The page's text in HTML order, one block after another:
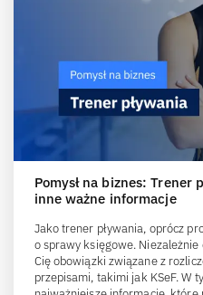
Pomysł na biznes: Trener
inne ważne informacje
Jako trener pływania, oprócz
o sprawy księgowe.
Cię obowiązki związane z
przepisami, takimi jak KSeF. W